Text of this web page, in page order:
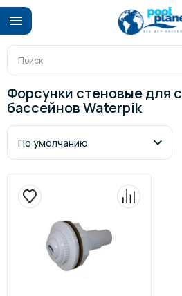
Форсунки стеновые для
бассейнов Waterpik